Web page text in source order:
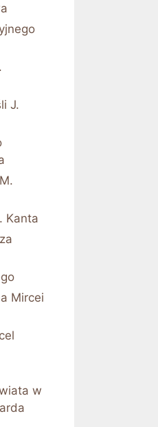
J.
Kanta
Mircei
w